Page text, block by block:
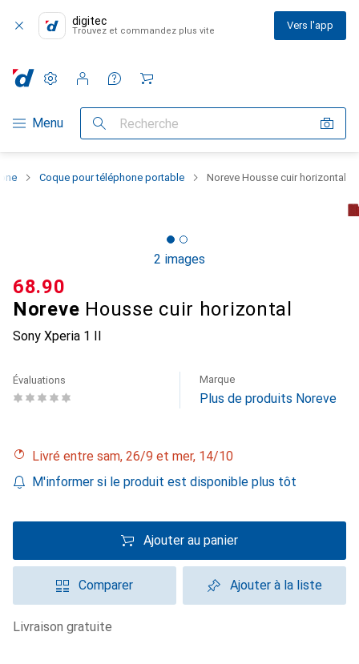
digitec
Trouvez et commandez plus vite Vers l'app
Navigation par catégorie
Menu Recherche
Paramètres
Compte client
Listes de comparaison
Listes d'envies
Panier
Coque pour téléphone portable Noreve Housse cuir horizontal
2 images
Noreve Housse cuir horizontal
Sony Xperia 1 II
CHF
68.90
Évaluations Marque
Plus de produits Noreve
Livré entre sam, 26/9 et mer, 14/10
M'informer si le produit est disponible plus tôt
Ajouter au panier
Comparer Ajouter à la liste
livraison gratuite